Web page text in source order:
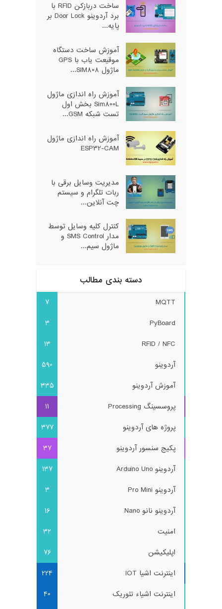
ساخت دربازکن RFID با
برد آردوینو Door Lock بر
پایه...
آموزش ساخت دستگاه
موقیعت یاب با GPS
ماژول SIM808...
آموزش راه اندازی ماژول
Sim800L بخش اول
تست شبکه GSM...
آموزش راه اندازی ماژول
ESP32-CAM
مدیریت وسایل برقی با
ربات تلگرام و سیستم
چت آنلاین...
کنترل کلیه وسایل توسط
مدار SMS Control و
ماژول سیم...
دسته بندی مطالب
MQTT
7
PyBoard
3
RFID / NFC
13
آردوینو
590
آموزش آردوینو
335
پروسسینگ Processing
11
پروژه های آردوینو
377
پکیج سنسور آردوینو
37
آردوینو Arduino Uno
137
آردوینو Pro Mini
3
آردوینو نانو Nano
16
امنیت
32
اپلیکیشن
76
اینترنت اشیا IOT
224
اینترنت اشیاء تئوریک
40